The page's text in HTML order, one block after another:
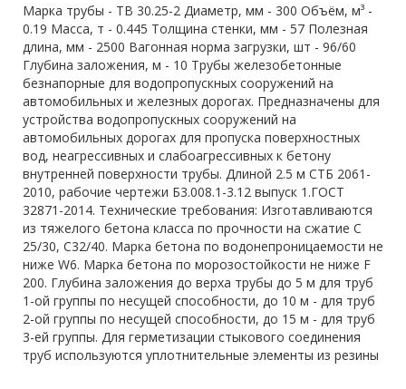
Марка трубы - ТВ 30.25-2 Диаметр, мм - 300 Объём, м³ -
0.19 Масса, т - 0.445 Толщина стенки, мм - 57 Полезная
длина, мм - 2500 Вагонная норма загрузки, шт - 96/60
Глубина заложения, м - 10 Трубы железобетонные
безнапорные для водопропускных сооружений на
автомобильных и железных дорогах. Предназначены для
устройства водопропускных сооружений на
автомобильных дорогах для пропуска поверхностных
вод, неагрессивных и слабоагрессивных к бетону
внутренней поверхности трубы. Длиной 2.5 м СТБ 2061-
2010, рабочие чертежи Б3.008.1-3.12 выпуск 1.ГОСТ
32871-2014. Технические требования: Изготавливаются
из тяжелого бетона класса по прочности на сжатие C
25/30, С32/40. Марка бетона по водонепроницаемости не
ниже W6. Марка бетона по морозостойкости не ниже F
200. Глубина заложения до верха трубы до 5 м для труб
1-ой группы по несущей способности, до 10 м - для труб
2-ой группы по несущей способности, до 15 м - для труб
3-ей группы. Для герметизации стыкового соединения
труб используются уплотнительные элементы из резины